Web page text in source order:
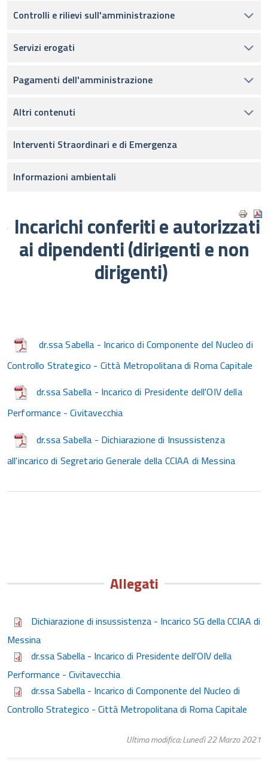
Controlli e rilievi sull'amministrazione
Servizi erogati
Pagamenti dell'amministrazione
Altri contenuti
Interventi Straordinari e di Emergenza
Informazioni ambientali
Incarichi conferiti e autorizzati
ai dipendenti (dirigenti e non
dirigenti)
dr.ssa Sabella - Incarico di Componente del Nucleo di
Controllo Strategico - Città Metropolitana di Roma Capitale
dr.ssa Sabella - Incarico di Presidente dell'OIV della
Performance - Civitavecchia
dr.ssa Sabella - Dichiarazione di Insussistenza
all'incarico di Segretario Generale della CCIAA di Messina
Allegati
Dichiarazione di insussistenza - Incarico SG della CCIAA di
Messina
dr.ssa Sabella - Incarico di Presidente dell'OIV della
Performance - Civitavecchia
dr.ssa Sabella - Incarico di Componente del Nucleo di
Controllo Strategico - Città Metropolitana di Roma Capitale
Ultima modifica: Lunedì 22 Marzo 2021